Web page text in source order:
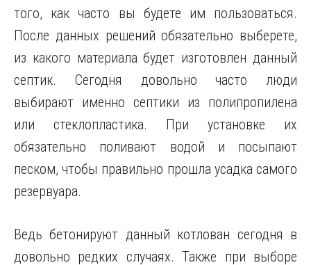
того, как часто вы будете им пользоваться.
После данных решений обязательно выберете,
из какого материала будет изготовлен данный
септик. Сегодня довольно часто люди
выбирают именно септики из полипропилена
или стеклопластика. При установке их
обязательно поливают водой и посыпают
песком, чтобы правильно прошла усадка самого
резервуара.
Ведь бетонируют данный котлован сегодня в
довольно редких случаях. Также при выборе